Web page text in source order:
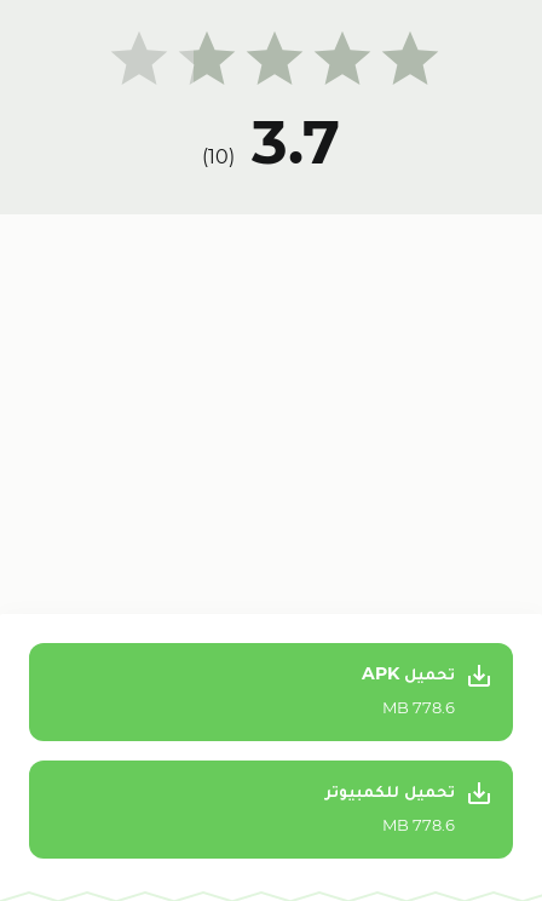
3.7
(
10
)
تحميل APK
778.6 MB
تحميل للكمبيوتر
778.6 MB